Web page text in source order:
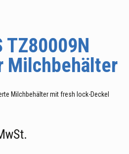
TZ80009N
Milchbehälter
Milchbehälter mit fresh lock-Deckel